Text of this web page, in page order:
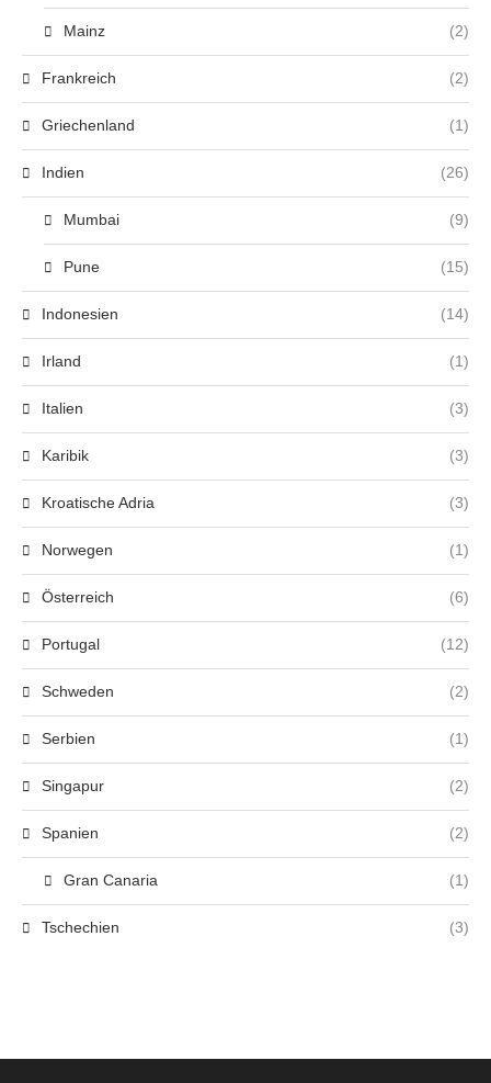
Mainz (2)
Frankreich (2)
Griechenland (1)
Indien (26)
Mumbai (9)
Pune (15)
Indonesien (14)
Irland (1)
Italien (3)
Karibik (3)
Kroatische Adria (3)
Norwegen (1)
Österreich (6)
Portugal (12)
Schweden (2)
Serbien (1)
Singapur (2)
Spanien (2)
Gran Canaria (1)
Tschechien (3)